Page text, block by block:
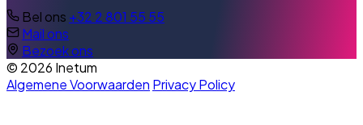
Bel ons +32 2 801 55 55
Mail ons
Bezoek ons
© 2026 Inetum
Algemene Voorwaarden Privacy Policy